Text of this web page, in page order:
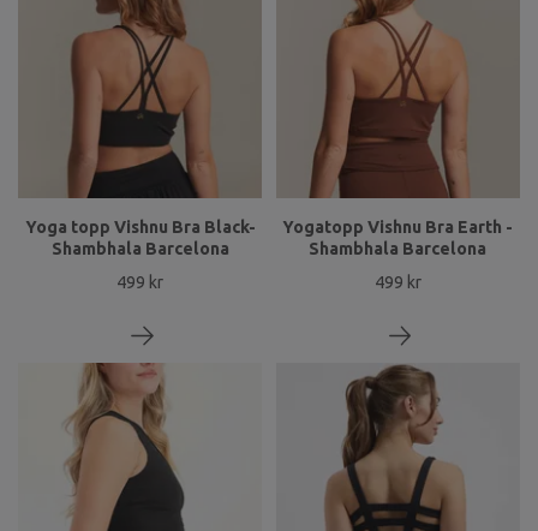
Yoga topp Vishnu Bra Black-
Shambhala Barcelona
499 kr
Yogatopp Vishnu Bra Earth -
Shambhala Barcelona
499 kr